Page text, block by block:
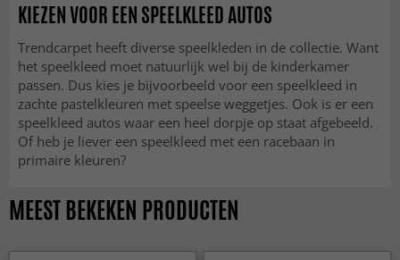
KIEZEN VOOR EEN SPEELKLEED AUTOS
Trendcarpet heeft diverse speelkleden in de collectie. Want
het speelkleed moet natuurlijk wel bij de kinderkamer
passen. Dus kies je bijvoorbeeld voor een speelkleed in
zachte pastelkleuren met speelse weggetjes. Ook is er een
speelkleed autos waar een heel dorpje op staat afgebeeld.
Of heb je liever een speelkleed met een racebaan in
primaire kleuren?
MEEST BEKEKEN PRODUCTEN